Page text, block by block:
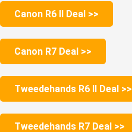
Canon R6 II Deal >>
Canon R7 Deal >>
Tweedehands R6 II Deal >>
Tweedehands R7 Deal >>